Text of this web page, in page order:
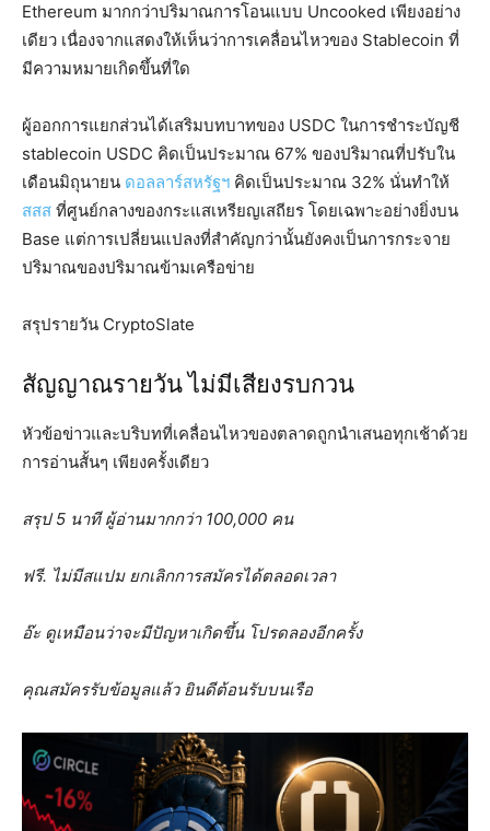
Ethereum มากกว่าปริมาณการโอนแบบ Uncooked เพียงอย่าง
เดียว เนื่องจากแสดงให้เห็นว่าการเคลื่อนไหวของ Stablecoin ที่
มีความหมายเกิดขึ้นที่ใด
ผู้ออกการแยกส่วนได้เสริมบทบาทของ USDC ในการชำระบัญชี
stablecoin USDC คิดเป็นประมาณ 67% ของปริมาณที่ปรับใน
เดือนมิถุนายน ดอลลาร์สหรัฐฯ คิดเป็นประมาณ 32% นั่นทำให้
สสส ที่ศูนย์กลางของกระแสเหรียญเสถียร โดยเฉพาะอย่างยิ่งบน
Base แต่การเปลี่ยนแปลงที่สำคัญกว่านั้นยังคงเป็นการกระจาย
ปริมาณของปริมาณข้ามเครือข่าย
สรุปรายวัน CryptoSlate
สัญญาณรายวัน ไม่มีเสียงรบกวน
หัวข้อข่าวและบริบทที่เคลื่อนไหวของตลาดถูกนำเสนอทุกเช้าด้วย
การอ่านสั้นๆ เพียงครั้งเดียว
สรุป 5 นาที ผู้อ่านมากกว่า 100,000 คน
ฟรี. ไม่มีสแปม ยกเลิกการสมัครได้ตลอดเวลา
อ๊ะ ดูเหมือนว่าจะมีปัญหาเกิดขึ้น โปรดลองอีกครั้ง
คุณสมัครรับข้อมูลแล้ว ยินดีต้อนรับบนเรือ